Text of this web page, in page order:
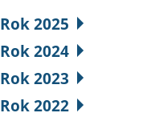
Rok 2025
Rok 2024
Rok 2023
Rok 2022